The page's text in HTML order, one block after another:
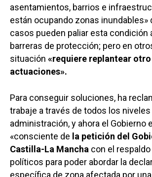
asentamientos, barrios e
están ocupando zonas inundables»
casos pueden paliar esta condición
barreras de protección; pero en
situación «requiere replantear
actuaciones».
Para conseguir soluciones, ha
trabaje a través de todos los niveles
administración, y ahora el Gobierno
«consciente de la petición del
Castilla-La Mancha con el
políticos para poder abordar la
específica de zona afectada por